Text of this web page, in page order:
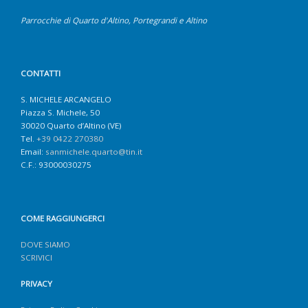
Parrocchie di Quarto d'Altino, Portegrandi e Altino
CONTATTI
S. MICHELE ARCANGELO
Piazza S. Michele, 50
30020 Quarto d’Altino (VE)
Tel. +39 0422 270380
Email: sanmichele.quarto@tin.it
C.F.: 93000030275
COME RAGGIUNGERCI
DOVE SIAMO
SCRIVICI
PRIVACY